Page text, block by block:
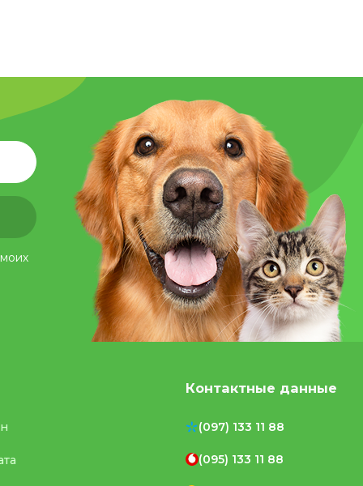
Контактные данные
(097) 133 11 88
(095) 133 11 88